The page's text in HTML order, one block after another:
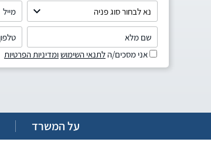
אני מסכים/הלתנאי השימושומדיניות הפרטיות
על המשרד